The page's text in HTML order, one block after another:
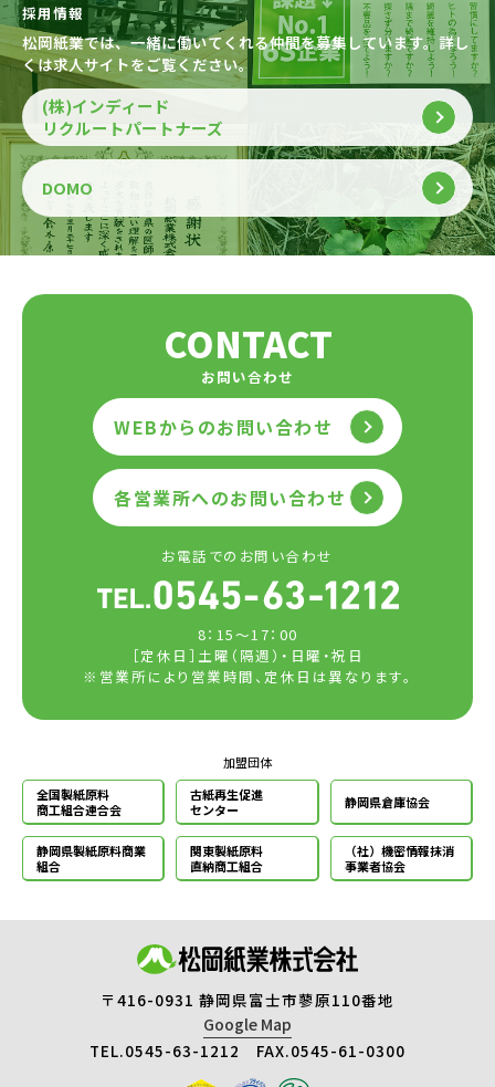
採用情報
松岡紙業では、一緒に働いてくれる仲間を募集しています。詳し
くは求人サイトをご覧ください。
(株)インディード
リクルートパートナーズ
DOMO
CONTACT
お問い合わせ
WEBからのお問い合わせ
各営業所へのお問い合わせ
お電話でのお問い合わせ
8：15～17：00
［定休日］土曜（隔週）・日曜・祝日
※営業所により営業時間、定休日は異なります。
加盟団体
全国製紙原料
商工組合連合会
古紙再生促進
センター
静岡県倉庫協会
静岡県製紙原料商業
組合
関東製紙原料
直納商工組合
（社）機密情報抹消
事業者協会
〒416-0931 静岡県富士市蓼原110番地
Google Map
TEL.0545-63-1212 FAX.0545-61-0300